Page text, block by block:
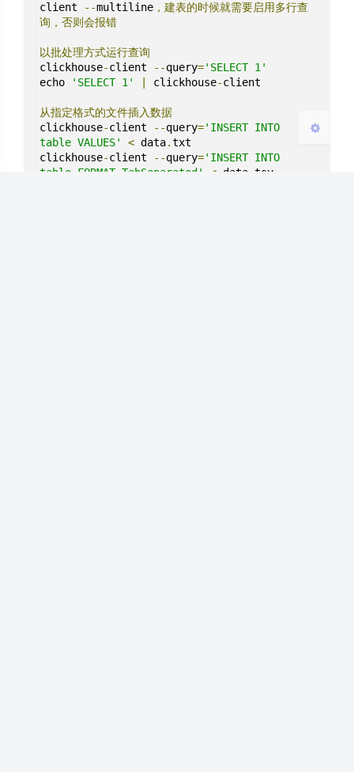
浅阴影 深阴影
日落 暗化
client
--multiline ，建表的时候就需要启用多行查
询，否则会报错
以批处理方式运行查询
clickhouse-client --query='SELECT 1'
echo
'SELECT 1' clickhouse-client
从指定格式的文件插入数据
clickhouse-client --query='INSERT INTO
table VALUES'
< data.txt
clickhouse-client --query='INSERT INTO
table FORMAT TabSeparated'
< data tsv